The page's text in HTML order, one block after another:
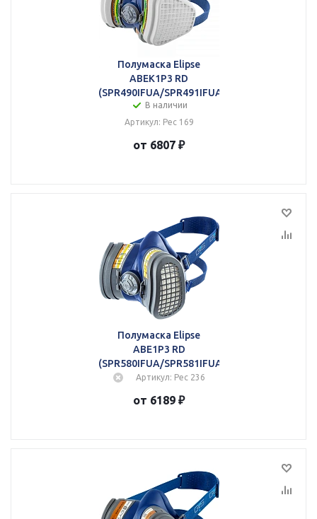
Полумаска Elipse
ABEK1P3 RD
(SPR490IFUA/SPR491IFUA)
В наличии
Артикул: Рес 169
от 6807 ₽
Полумаска Elipse
ABE1P3 RD
(SPR580IFUA/SPR581IFUA)
Артикул: Рес 236
от 6189 ₽